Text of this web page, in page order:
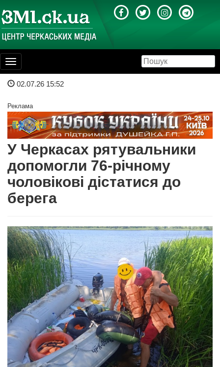
Toggle
navigation
02.07.26 15:52
Реклама
У Черкасах рятувальники
допомогли 76-річному
чоловікові дістатися до
берега